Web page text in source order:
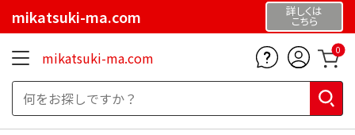
mikatsuki-ma.com 詳しくは
こちら
mikatsuki-ma.com 0